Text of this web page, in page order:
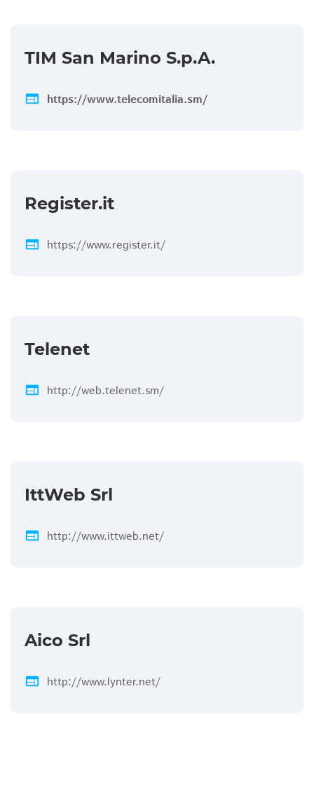
TIM San Marino S.p.A.
web https://www.telecomitalia.sm/
Register.it
web https://www.register.it/
Telenet
web http://web.telenet.sm/
IttWeb Srl
web http://www.ittweb.net/
Aico Srl
web http://www.lynter.net/